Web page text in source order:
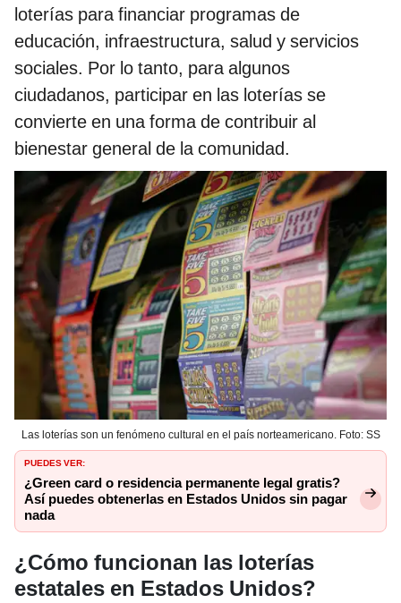
loterías para financiar programas de
educación, infraestructura, salud y servicios
sociales. Por lo tanto, para algunos
ciudadanos, participar en las loterías se
convierte en una forma de contribuir al
bienestar general de la comunidad.
Las loterías son un fenómeno cultural en el país norteamericano. Foto: SS
PUEDES VER:
¿Green card o residencia permanente legal gratis?
Así puedes obtenerlas en Estados Unidos sin pagar
nada
¿Cómo funcionan las loterías
estatales en Estados Unidos?